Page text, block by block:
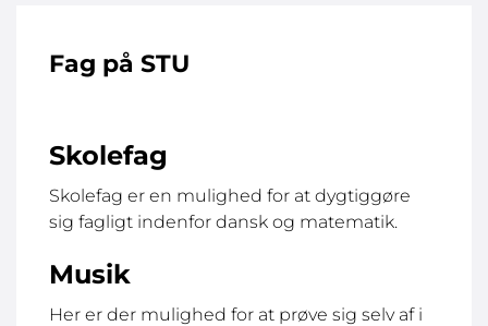
Fag på STU
Skolefag
Skolefag er en mulighed for at dygtiggøre
sig fagligt indenfor dansk og matematik.
Musik
Her er der mulighed for at prøve sig selv af i